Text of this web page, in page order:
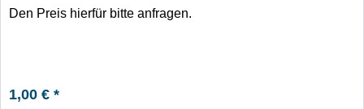
Den Preis hierfür bitte anfragen.
1,00 € *